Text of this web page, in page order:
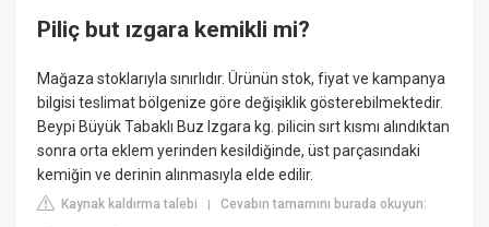
Piliç but ızgara kemikli mi?
Mağaza stoklarıyla sınırlıdır. Ürünün stok, fiyat ve kampanya
bilgisi teslimat bölgenize göre değişiklik gösterebilmektedir.
Beypi Büyük Tabaklı Buz Izgara kg. pilicin sırt kısmı alındıktan
sonra orta eklem yerinden kesildiğinde, üst parçasındaki
kemiğin ve derinin alınmasıyla elde edilir.
Kaynak kaldırma talebi |Cevabın tamamını burada okuyun: